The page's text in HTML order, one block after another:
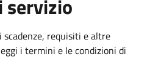
servizio
scadenze, requisiti e altre
i termini e le condizioni di